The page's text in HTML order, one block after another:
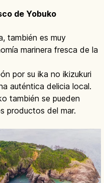
de Yobuko
también es muy
marinera fresca de la
por su ika no ikizukuri
auténtica delicia local.
también se pueden
productos del mar.